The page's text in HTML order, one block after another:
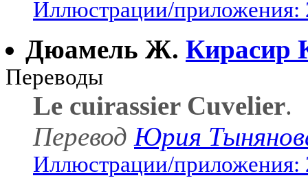
Иллюстрации/приложения:
Дюамель Ж. Кирасир
Переводы
Le cuirassier Cuvelier.
Перевод Юрия
Иллюстрации/приложения: